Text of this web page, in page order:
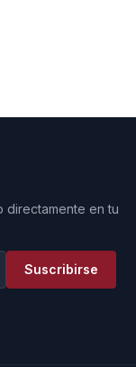
directamente en tu
Suscribirse